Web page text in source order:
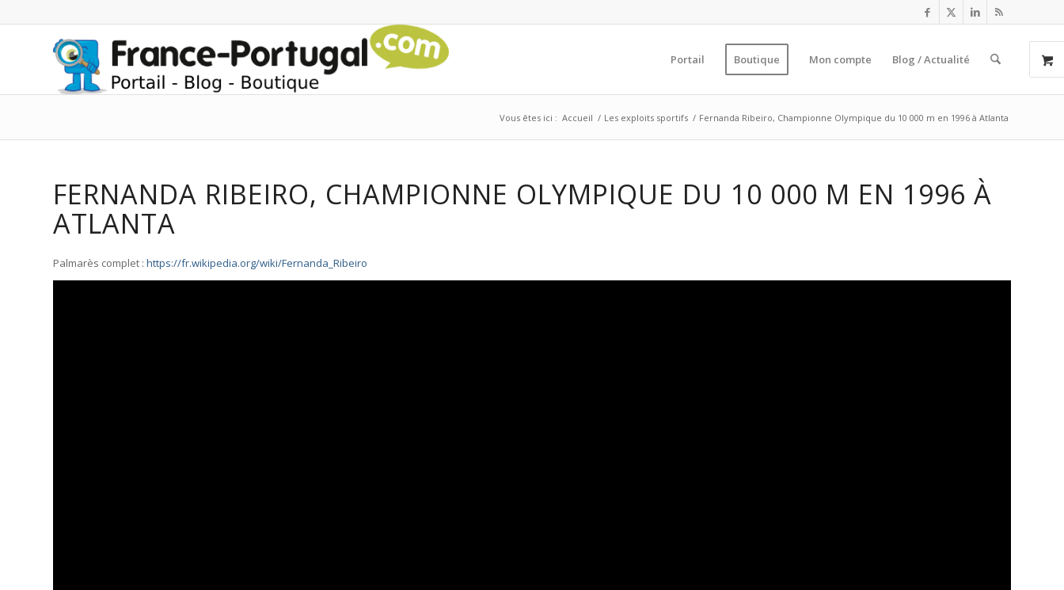
Portail Boutique Mon compte Blog / Actualité
Vous êtes ici : Accueil / Les exploits sportifs / Fernanda Ribeiro, Championne Olympique du 10 000 m en 1996 à Atlanta
FERNANDA RIBEIRO, CHAMPIONNE OLYMPIQUE DU 10 000 M EN 1996 À
ATLANTA
Palmarès complet : https://fr.wikipedia.org/wiki/Fernanda_Ribeiro